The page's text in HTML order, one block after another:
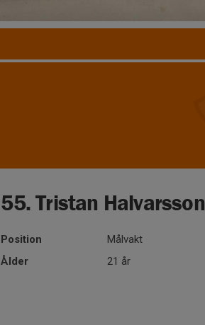
55. Tristan Halvarsson
Position
Målvakt
Ålder
21 år